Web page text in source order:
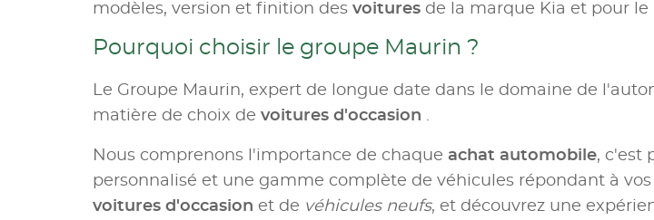
modèles, version et finition des voitures de la marque Kia et pour le
Pourquoi choisir le groupe Maurin ?
Le Groupe Maurin, expert de longue date dans le domaine de
matière de choix de voitures d'occasion .
Nous comprenons l'importance de chaque achat automobile, c'est
personnalisé et une gamme complète de véhicules répondant à
voitures d'occasion et de véhicules neufs, et découvrez une